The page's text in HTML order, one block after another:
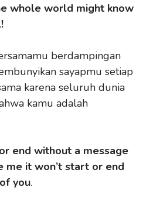
whole world might know
berdampingan
sayapmu setiap
karena seluruh dunia
kamu adalah
end without a message
me it won’t start or end
you.